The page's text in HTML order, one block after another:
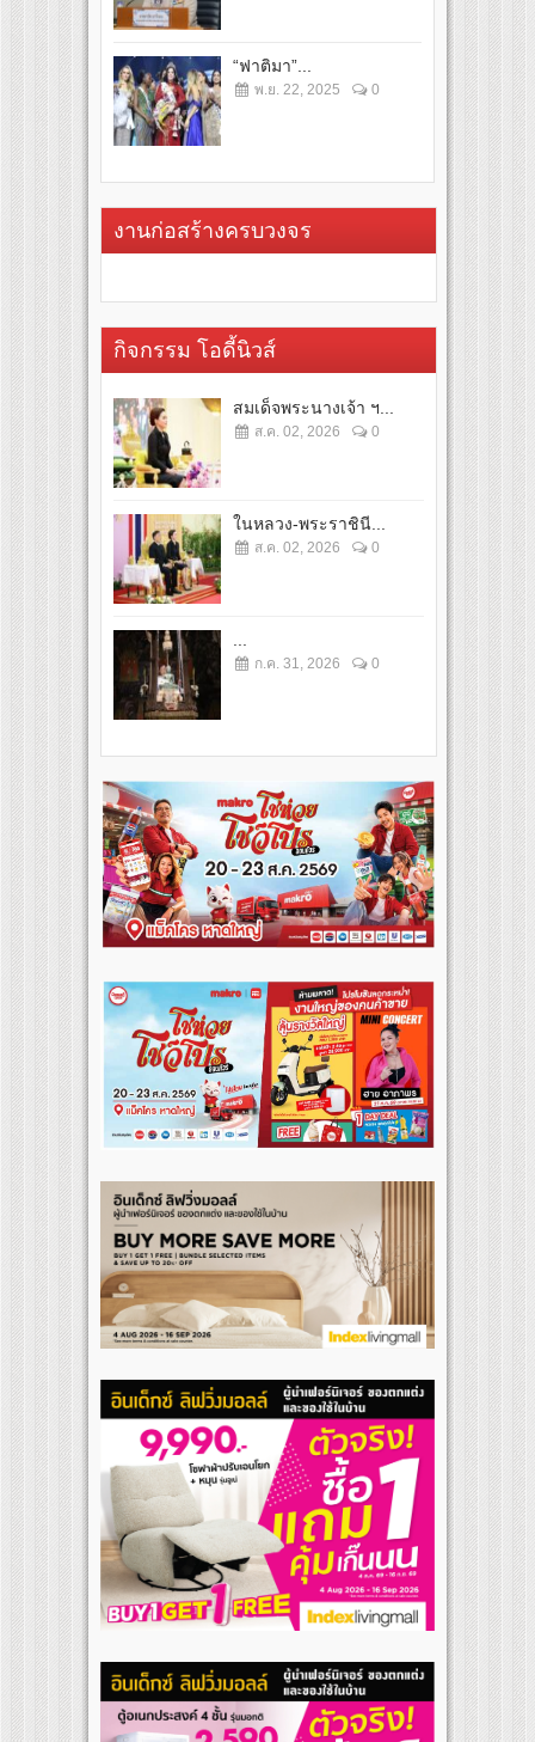
“ฟาติมา”...
พ.ย. 22, 2025 0
งานก่อสร้างครบวงจร
กิจกรรม โอดี้นิวส์
สมเด็จพระนางเจ้า ฯ...
ส.ค. 02, 2026 0
ในหลวง-พระราชินี...
ส.ค. 02, 2026 0
...
ก.ค. 31, 2026 0